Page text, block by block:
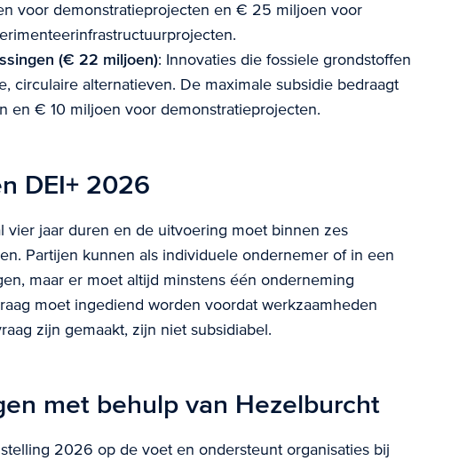
voor demonstratieprojecten en € 25 miljoen voor
(€ 22 miljoen): Innovaties die fossiele grondstoffen
circulaire alternatieven. De maximale subsidie bedraagt
en € 10 miljoen voor demonstratieprojecten.
DEI+ 2026
vier jaar duren en de uitvoering moet binnen zes
Partijen kunnen als individuele ondernemer of in een
maar er moet altijd minstens één onderneming
moet ingediend worden voordat werkzaamheden
zijn gemaakt, zijn niet subsidiabel.
met behulp van Hezelburcht
2026 op de voet en ondersteunt organisaties bij